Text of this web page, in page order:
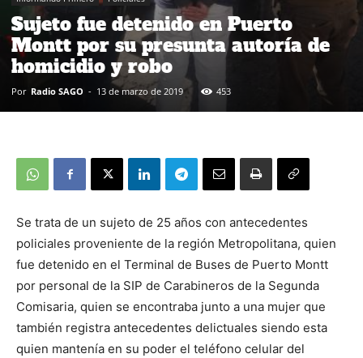
Sujeto fue detenido en Puerto
Montt por su presunta autoría de
homicidio y robo
Por Radio SAGO - 13 de marzo de 2019 453
Se trata de un sujeto de 25 años con antecedentes
policiales proveniente de la región Metropolitana, quien
fue detenido en el Terminal de Buses de Puerto Montt
por personal de la SIP de Carabineros de la Segunda
Comisaria, quien se encontraba junto a una mujer que
también registra antecedentes delictuales siendo esta
quien mantenía en su poder el teléfono celular del